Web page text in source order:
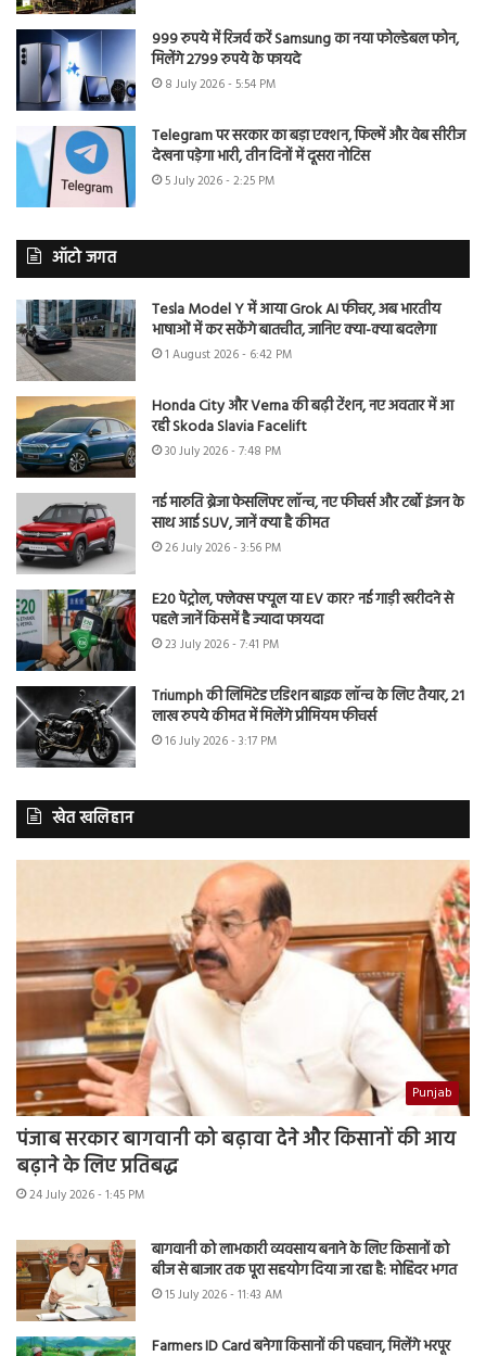
999 रुपये में रिजर्व करें Samsung का नया फोल्डेबल फोन,
मिलेंगे 2799 रुपये के फायदे
8 July 2026 - 5:54 PM
Telegram पर सरकार का बड़ा एक्शन, फिल्में और वेब सीरीज
देखना पड़ेगा भारी, तीन दिनों में दूसरा नोटिस
5 July 2026 - 2:25 PM
ऑटो जगत
Tesla Model Y में आया Grok AI फीचर, अब भारतीय
भाषाओं में कर सकेंगे बातचीत, जानिए क्या-क्या बदलेगा
1 August 2026 - 6:42 PM
Honda City और Verna की बढ़ी टेंशन, नए अवतार में आ
रही Skoda Slavia Facelift
30 July 2026 - 7:48 PM
नई मारुति ब्रेजा फेसलिफ्ट लॉन्च, नए फीचर्स और टर्बो इंजन के
साथ आई SUV, जानें क्या है कीमत
26 July 2026 - 3:56 PM
E20 पेट्रोल, फ्लेक्स फ्यूल या EV कार? नई गाड़ी खरीदने से
पहले जानें किसमें है ज्यादा फायदा
23 July 2026 - 7:41 PM
Triumph की लिमिटेड एडिशन बाइक लॉन्च के लिए तैयार, 21
लाख रुपये कीमत में मिलेंगे प्रीमियम फीचर्स
16 July 2026 - 3:17 PM
खेत खलिहान
Punjab
पंजाब सरकार बागवानी को बढ़ावा देने और किसानों की आय
बढ़ाने के लिए प्रतिबद्ध
24 July 2026 - 1:45 PM
बागवानी को लाभकारी व्यवसाय बनाने के लिए किसानों को
बीज से बाजार तक पूरा सहयोग दिया जा रहा है: मोहिंदर भगत
15 July 2026 - 11:43 AM
Farmers ID Card बनेगा किसानों की पहचान, मिलेंगे भरपूर